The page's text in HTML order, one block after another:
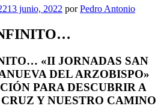
13 junio, 2022 porPedro Antonio
«II JORNADAS SAN
DEL ARZOBISPO»
PARA DESCUBRIR A
Y NUESTRO CAMINO